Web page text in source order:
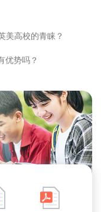
美高校的青睐？
优势吗？